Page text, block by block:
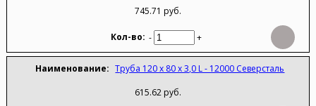
745.71 руб.
- +
Труба 120 х 80 х 3,0 L - 12000 Северсталь
615.62 руб.